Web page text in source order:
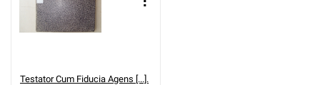
Testator Cum Fiducia Agens [...].